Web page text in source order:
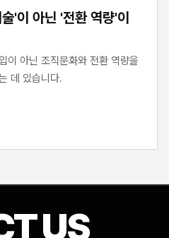
'이 아닌 '전환 역량'이
이 아닌 조직문화와 전환 역량을
데 있습니다.
US